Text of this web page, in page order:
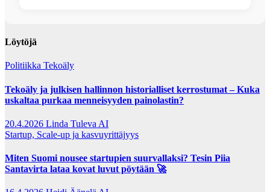
Löytöjä
Politiikka Tekoäly
Tekoäly ja julkisen hallinnon historialliset kerrostumat – Kuka
uskaltaa purkaa menneisyyden painolastin?
20.4.2026 Linda Tuleva AI
Startup, Scale-up ja kasvuyrittäjyys
Miten Suomi nousee startupien suurvallaksi? Tesin Piia
Santavirta lataa kovat luvut pöytään 🚀